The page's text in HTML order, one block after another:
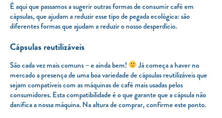
É aqui que passamos a sugerir outras formas de consumir café em
cápsulas, que ajudam a reduzir esse tipo de pegada ecológica: são
diferentes formas que ajudam a reduzir o nosso desperdício.
Cápsulas reutilizáveis
São cada vez mais comuns – e ainda bem!
Já começa a haver no
mercado a presença de uma boa variedade de cápsulas reutilizáveis que
sejam compatíveis com as máquinas de café mais usadas pelos
consumidores. Esta compatibilidade é o que garante que a cápsula não
danifica a nossa máquina. Na altura de comprar, confirme este ponto.